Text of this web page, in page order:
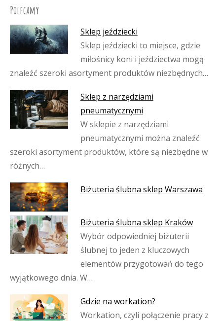
Polecamy
Sklep jeździecki
Sklep jeździecki to miejsce, gdzie
miłośnicy koni i jeździectwa mogą
znaleźć szeroki asortyment produktów niezbędnych…
Sklep z narzędziami
pneumatycznymi
W sklepie z narzędziami
pneumatycznymi można znaleźć
szeroki asortyment produktów, które są niezbędne w
różnych…
Biżuteria ślubna sklep Warszawa
Biżuteria ślubna sklep Kraków
Wybór odpowiedniej biżuterii
ślubnej to jeden z kluczowych
elementów przygotowań do tego
wyjątkowego dnia. W…
Gdzie na workation?
Workation, czyli połączenie pracy z